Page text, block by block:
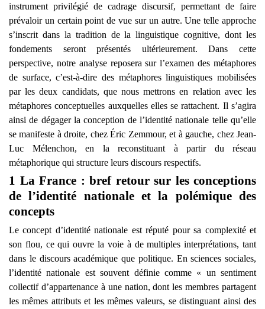
instrument privilégié de cadrage discursif, permettant de faire
prévaloir un certain point de vue sur un autre. Une telle approche
s’inscrit dans la tradition de la linguistique cognitive, dont les
fondements seront présentés ultérieurement. Dans cette
perspective, notre analyse reposera sur l’examen des métaphores
de surface, c’est-à-dire des métaphores linguistiques mobilisées
par les deux candidats, que nous mettrons en relation avec les
métaphores conceptuelles auxquelles elles se rattachent. Il s’agira
ainsi de dégager la conception de l’identité nationale telle qu’elle
se manifeste à droite, chez Éric Zemmour, et à gauche, chez Jean-
Luc Mélenchon, en la reconstituant à partir du réseau
métaphorique qui structure leurs discours respectifs.
1 La France : bref retour sur les conceptions
de l’identité nationale et la polémique des
concepts
Le concept d’identité nationale est réputé pour sa complexité et
son flou, ce qui ouvre la voie à de multiples interprétations, tant
dans le discours académique que politique. En sciences sociales,
l’identité nationale est souvent définie comme « un sentiment
collectif d’appartenance à une nation, dont les membres partagent
les mêmes attributs et les mêmes valeurs, se distinguant ainsi des